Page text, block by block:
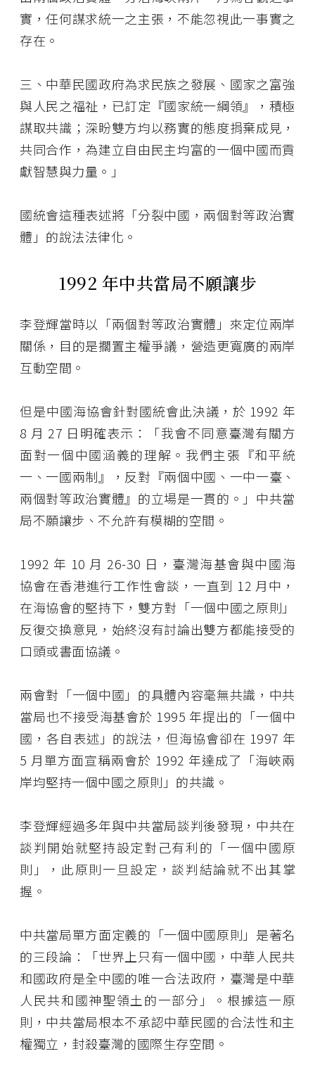
實，任何謀求統一之主張，不能忽視此一事實之
存在。
三、中華民國政府為求民族之發展、國家之富強
與人民之福祉，已訂定『國家統一綱領』，積極
謀取共識；深盼雙方均以務實的態度捐棄成見，
共同合作，為建立自由民主均富的一個中國而貢
獻智慧與力量。」
國統會這種表述將「分裂中國，兩個對等政治實
體」的說法法律化。
1992 年中共當局不願讓步
李登輝當時以「兩個對等政治實體」來定位兩岸
關係，目的是擱置主權爭議，營造更寬廣的兩岸
互動空間。
但是中國海協會針對國統會此決議，於 1992 年
8 月 27 日明確表示：「我會不同意臺灣有關方
面對一個中國涵義的理解。我們主張『和平統
一、一國兩制』，反對『兩個中國、一中一臺、
兩個對等政治實體』的立場是一貫的。」中共當
局不願讓步、不允許有模糊的空間。
1992 年 10 月 26-30 日，臺灣海基會與中國海
協會在香港進行工作性會談，一直到 12 月中，
在海協會的堅持下，雙方對「一個中國之原則」
反復交換意見，始終沒有討論出雙方都能接受的
口頭或書面協議。
兩會對「一個中國」的具體內容毫無共識，中共
當局也不接受海基會於 1995 年提出的「一個中
國，各自表述」的說法，但海協會卻在 1997 年
5 月單方面宣稱兩會於 1992 年達成了「海峽兩
岸均堅持一個中國之原則」的共識。
李登輝經過多年與中共當局談判後發現，中共在
談判開始就堅持設定對己有利的「一個中國原
則」，此原則一旦設定，談判結論就不出其掌
握。
中共當局單方面定義的「一個中國原則」是著名
的三段論：「世界上只有一個中國，中華人民共
和國政府是全中國的唯一合法政府，臺灣是中華
人民共和國神聖領土的一部分」。根據這一原
則，中共當局根本不承認中華民國的合法性和主
權獨立，封殺臺灣的國際生存空間。